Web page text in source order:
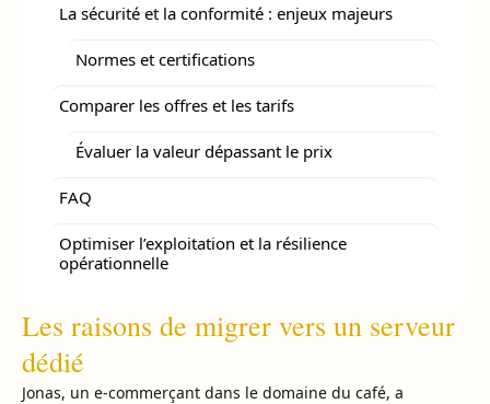
La sécurité et la conformité : enjeux majeurs
Normes et certifications
Comparer les offres et les tarifs
Évaluer la valeur dépassant le prix
FAQ
Optimiser l’exploitation et la résilience
opérationnelle
Les raisons de migrer vers un serveur
dédié
Jonas, un e-commerçant dans le domaine du café, a